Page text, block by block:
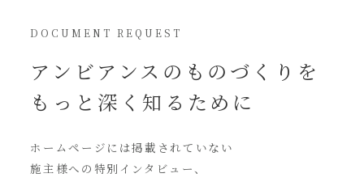
DOCUMENT REQUEST
アンビアンスの ものづくりを
もっと深く知るために
ホームページには掲載されていない
施主様への特別インタビュー、